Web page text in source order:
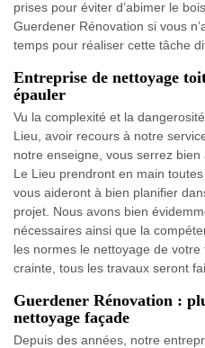
prises pour éviter d’abimer le
Guerdener Rénovation si vous
temps pour réaliser cette tâche
Entreprise de nettoyage
épauler
Vu la complexité et la
Lieu, avoir recours à notre
notre enseigne, vous serrez
Le Lieu prendront en main
vous aideront à bien planifier
projet. Nous avons bien
nécessaires ainsi que la
les normes le nettoyage de votre
crainte, tous les travaux seront
Guerdener Rénovation :
nettoyage façade
Depuis des années, notre